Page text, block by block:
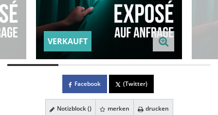
VERKAUFT
Facebook (Twitter)
Notizblock () merken drucken